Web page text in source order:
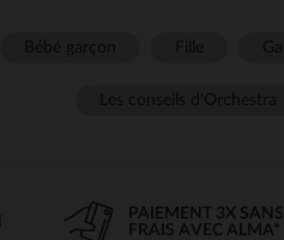
PAIEMENT 3X SANS
FRAIS AVEC ALMA*